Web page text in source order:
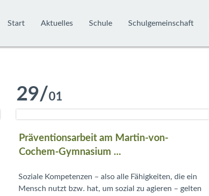
Start Aktuelles Schule Schulgemeinschaft
29/01
Präventionsarbeit am Martin-von-
Cochem-Gymnasium ...
Soziale Kompetenzen – also alle Fähigkeiten, die ein
Mensch nutzt bzw. hat, um sozial zu agieren – gelten